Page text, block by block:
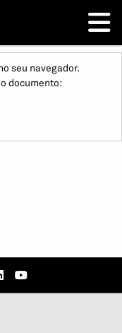
seu navegador.
documento: